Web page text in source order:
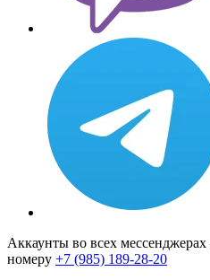
Аккаунты во всех
номеру +7 (985) 189-28-20